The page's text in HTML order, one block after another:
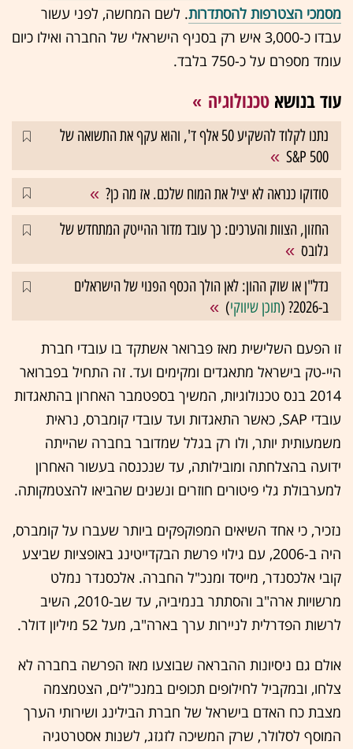
מסמכי הצטרפות להסתדרות. לשם המחשה, לפני עשור
עבדו כ-3,000 איש רק בסניף הישראלי של החברה ואילו כיום
עומד מספרם על כ-750 בלבד.
עוד בנושא טכנולוגיה
נתנו לקלוד להשקיע 50 אלף ד', והוא עקף את התשואה של
S&P 500
סודוקו כנראה לא יציל את המוח שלכם. אז מה כן?
החזון, הצוות והערכים: כך עובד מדור ההייטק המתחדש של
גלובס
נדל"ן או שוק ההון: לאן הולך הכסף הפנוי של הישראלים
ב-2026? (
תוכן שיווקי)
זו הפעם השלישית מאז פברואר אשתקד בו עובדי חברת
היי-טק בישראל מתאגדים ומקימים ועד. זה התחיל בפברואר
2014 בנס טכנולוגיות, המשיך בספטמבר האחרון בהתאגדות
עובדי SAP, כאשר התאגדות ועד עובדי קומברס, נראית
משמעותית יותר, ולו רק בגלל שמדובר בחברה שהייתה
ידועה בהצלחתה ומובילותה, עד שנכנסה בעשור האחרון
למערבולת גלי פיטורים חוזרים ונשנים שהביאו להצטמקותה.
נזכיר, כי אחד השיאים המפוקפקים ביותר שעברו על קומברס,
היה ב-2006, עם גילוי פרשת הבקדייטינג באופציות שביצע
קובי אלכסנדר, מייסד ומנכ"ל החברה. אלכסנדר נמלט
מרשויות ארה"ב והסתתר בנמיביה, עד שב-2010, השיב
לרשות הפדרלית לניירות ערך בארה"ב, מעל 52 מיליון דולר.
אולם גם ניסיונות ההבראה שבוצעו מאז הפרשה בחברה לא
צלחו, ובמקביל לחילופים תכופים במנכ"לים, הצטמצמה
מצבת כח האדם בישראל של חברת הבילינג ושירותי הערך
המוסף לסלולר, שרק המשיכה לזגזג, לשנות אסטרטגיה